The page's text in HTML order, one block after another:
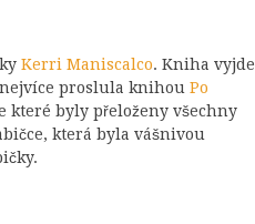
Kerri Maniscalco. Kniha vyjde
proslula knihou Po
které byly přeloženy všechny
která byla vášnivou